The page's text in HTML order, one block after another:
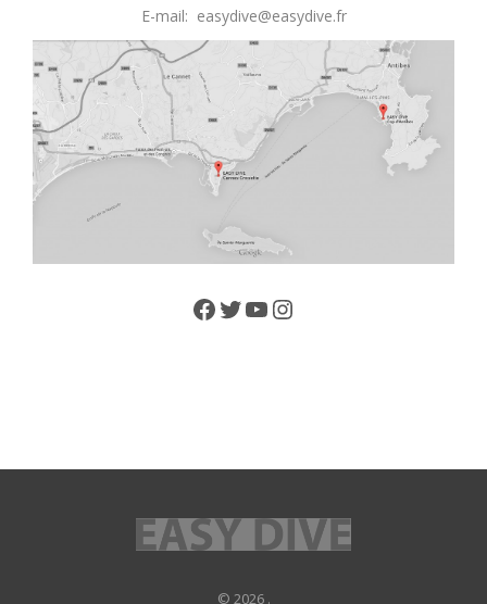
E-mail: easydive@easydive.fr
Facebook
Twitter
YouTube
Instagram
© 2026 .